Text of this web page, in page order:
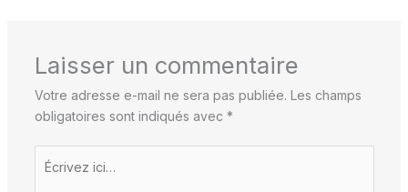
Laisser un commentaire
Votre adresse e-mail ne sera pas publiée. Les champs
obligatoires sont indiqués avec *
ici…